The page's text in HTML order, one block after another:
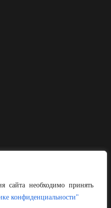
сайта необходимо принять
конфиденциальности"